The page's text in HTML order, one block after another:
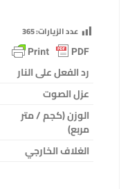
عدد الزيارات:365
رد الفعل على النار
عزل الصوت
الوزن (كجم / متر
مربع)
الغلاف الخارجي